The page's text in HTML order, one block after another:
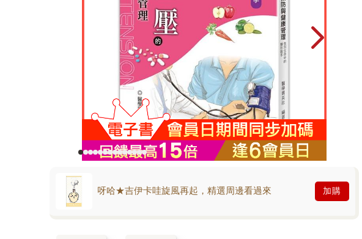
呀哈★吉伊卡哇旋風再起，精選周邊看過來 加購